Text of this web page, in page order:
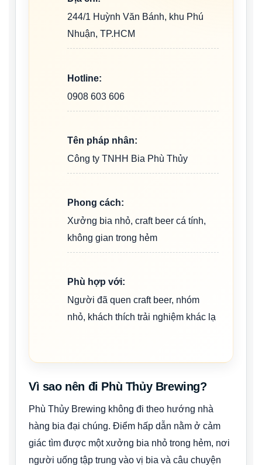
244/1 Huỳnh Văn Bánh, khu Phú
Nhuận, TP.HCM
Hotline:
0908 603 606
Tên pháp nhân:
Công ty TNHH Bia Phù Thủy
Phong cách:
Xưởng bia nhỏ, craft beer cá tính,
không gian trong hẻm
Phù hợp với:
Người đã quen craft beer, nhóm
nhỏ, khách thích trải nghiệm khác lạ
Vì sao nên đi Phù Thủy Brewing?
Phù Thủy Brewing không đi theo hướng nhà
hàng bia đại chúng. Điểm hấp dẫn nằm ở cảm
giác tìm được một xưởng bia nhỏ trong hẻm, nơi
người uống tập trung vào vị bia và câu chuyện